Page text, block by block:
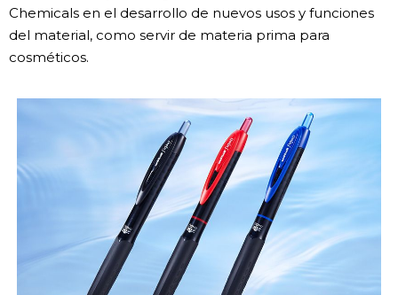
Chemicals en el desarrollo de nuevos usos y funciones
del material, como servir de materia prima para
cosméticos.